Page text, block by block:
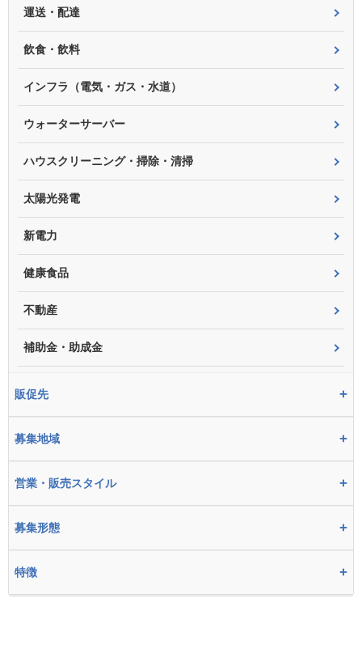
運送・配達
飲食・飲料
インフラ（電気・ガス・水道）
ウォーターサーバー
ハウスクリーニング・掃除・清掃
太陽光発電
新電力
健康食品
不動産
補助金・助成金
販促先 +
募集地域 +
営業・販売スタイル +
募集形態 +
特徴 +